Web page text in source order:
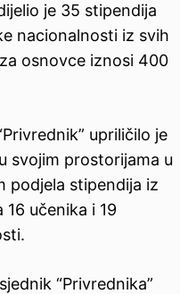
je 35 stipendija
nacionalnosti iz svih
osnovce iznosi 400
upriličilo je
svojim prostorijama u
podjela stipendija iz
16 učenika i 19
“Privrednika”